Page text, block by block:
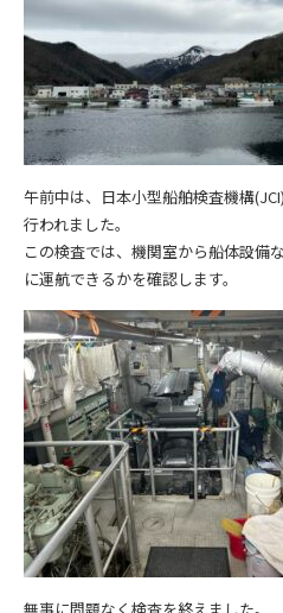
午前中は、日本小型船舶検査機構
行われました。
この検査では、機関室から船体設備
に運航できるかを確認します。
無事に問題なく検査を終えました。